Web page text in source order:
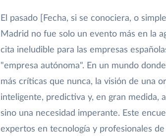
El pasado [Fecha, si se conociera, o
Madrid no fue solo un evento más en la
cita ineludible para las empresas
"empresa autónoma". En un mundo
más críticas que nunca, la visión de una
inteligente, predictiva y, en gran medida,
sino una necesidad imperante. Este
expertos en tecnología y profesionales